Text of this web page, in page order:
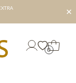
✕
0